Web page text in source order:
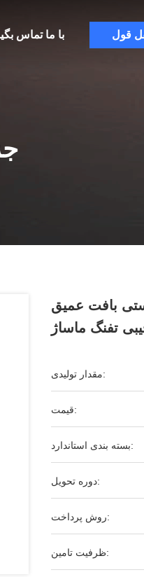
با ما تماس قول
بافت عمیق
تفنگ ماساژ
مقدار تولیدی:
قیمت:
بسته بندی استاندارد:
دوره تحویل:
روش پرداخت:
ظرفیت تامین: